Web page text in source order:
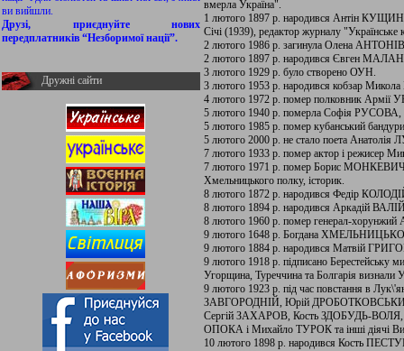
ви вийшли.
Друзі, приєднуйте нових
передплатників “Незборимої нації”.
Дружні сайти
вмерла Україна".
1 лютого 1897 р. народився Антін
Січі (1939), редактор журналу "Українське
2 лютого 1986 р. загинула Олена
2 лютого 1897 р. народився Євген
3 лютого 1929 р. було створено ОУН.
3 лютого 1953 р. народився кобзар
4 лютого 1972 р. помер полковник
5 лютого 1940 р. померла Софія РУСОВА,
5 лютого 1985 р. помер кубанський
5 лютого 2000 р. не стало поета
7 лютого 1933 р. помер актор і
7 лютого 1971 р. помер Борис МОНКЕВИЧ,
Хмельницького полку, історик.
8 лютого 1872 р. народився Федір
8 лютого 1894 р. народився Аркадій
8 лютого 1960 р. помер генерал-
9 лютого 1648 р. Богдана
9 лютого 1884 р. народився Матвій
9 лютого 1918 р. підписано Берестейську
Угорщина, Туреччина та Болгарія визнали
9 лютого 1923 р. під час повстання в
ЗАВГОРОДНІЙ, Юрій
Сергій ЗАХАРОВ, Кость ЗДОБУДЬ-ВОЛЯ,
ОПОКА і Михайло ТУРОК та інші діячі
10 лютого 1898 р. народився Кость